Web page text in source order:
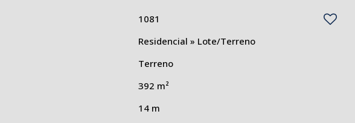
1081
Residencial » Lote/Terreno
Terreno
392 m²
14 m